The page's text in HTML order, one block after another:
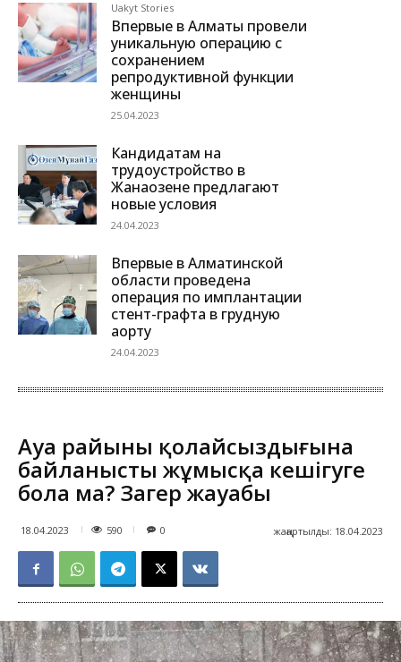
Uakyt Stories
Впервые в Алматы провели
уникальную операцию с
сохранением
репродуктивной функции
женщины
25.04.2023
Кандидатам на
трудоустройство в
Жанаозене предлагают
новые условия
24.04.2023
Впервые в Алматинской
области проведена
операция по имплантации
стент-графта в грудную
аорту
24.04.2023